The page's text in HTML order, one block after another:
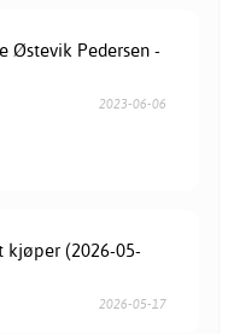
Østevik Pedersen -
2023-06-06
kjøper (2026-05-
2026-05-17